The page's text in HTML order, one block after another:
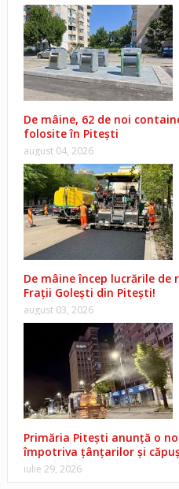
De mâine, 62 de noi
folosite în Pitești
august 04, 2026
De mâine încep lucrările de
Frații Golești din Pitești!
august 03, 2026
Primăria Pitești anunță o
împotriva țânțarilor și
iulie 29, 2026